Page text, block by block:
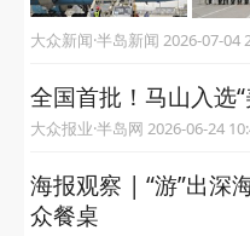
大众新闻·半岛新闻 2026-
全国首批！马山入选“
大众报业·半岛网 2026-06-24
海报观察 | “游”出深
众餐桌